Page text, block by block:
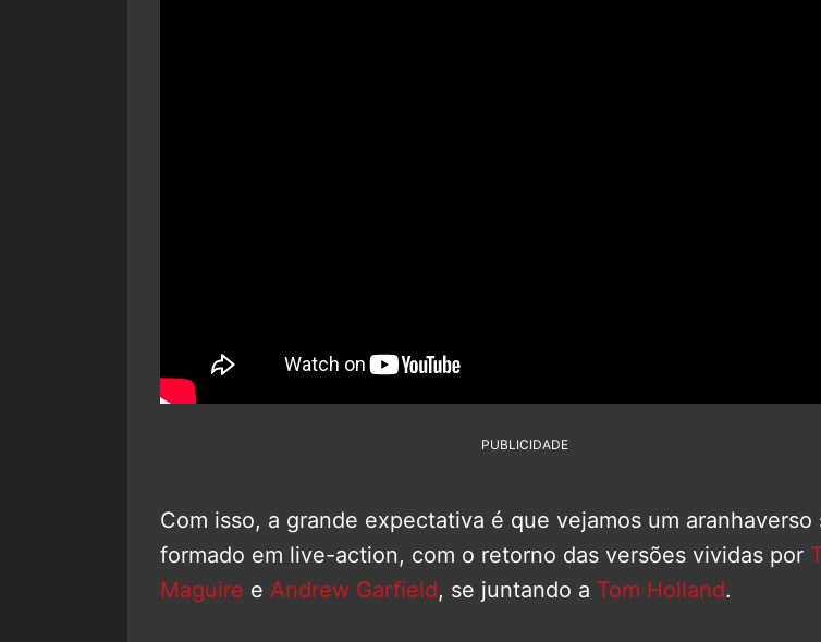
PUBLICIDADE
Com isso, a grande expectativa é que vejamos um aranhaverso
formado em live-action, com o retorno das versões vividas por
Maguire e Andrew Garfield, se juntando a Tom Holland.